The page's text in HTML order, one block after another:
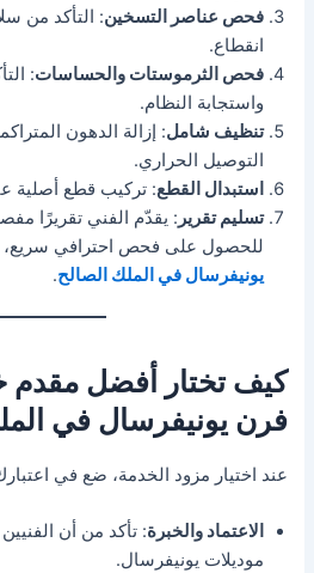
فحص عناصر التسخين: التأكد من
انقطاع.
فحص الثرموستات والحساسات:
واستجابة النظام.
تنظيف شامل: إزالة الدهون
التوصيل الحراري.
استبدال القطع: تركيب قطع أصلية
تسليم تقرير : يقدّم الفني تقريرًا
للحصول على فحص احترافي
يونيفرسال في الملك الصالح.
كيف تختار أفضل مقدم
فرن يونيفرسال في
عند اختيار مزود الخدمة، ضع في اعتبارك
الاعتماد والخبرة: تأكد من أن
موديلات يونيفرسال.